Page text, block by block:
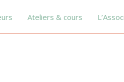
Ateliers & cours